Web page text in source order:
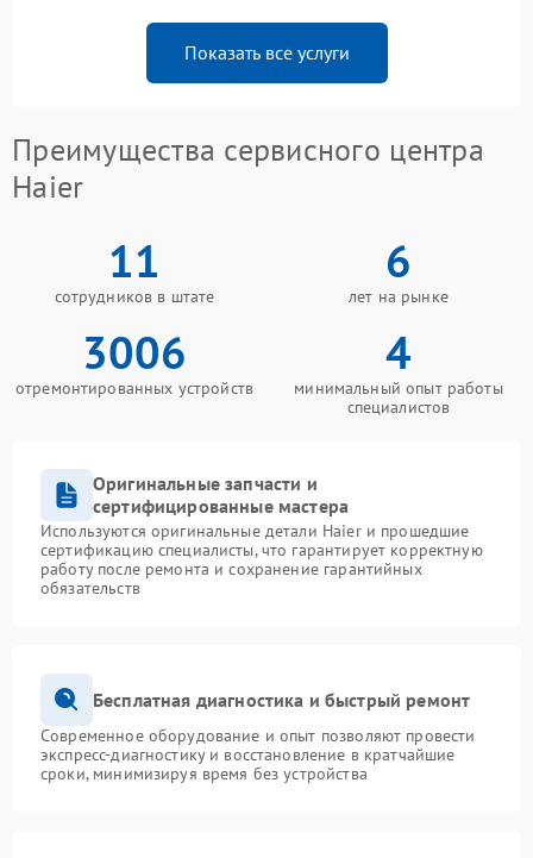
Показать все услуги
Преимущества сервисного центра
Haier
11
сотрудников в штате
6
лет на рынке
3006
отремонтированных устройств
4
минимальный опыт работы
специалистов
Оригинальные запчасти и
сертифицированные мастера
Используются оригинальные детали Haier и прошедшие
сертификацию специалисты, что гарантирует корректную
работу после ремонта и сохранение гарантийных
обязательств
Бесплатная диагностика и быстрый ремонт
Современное оборудование и опыт позволяют провести
экспресс-диагностику и восстановление в кратчайшие
сроки, минимизируя время без устройства